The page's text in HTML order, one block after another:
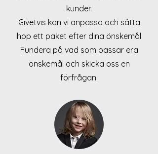
kunder.
Givetvis kan vi anpassa och sätta
ihop ett paket efter dina önskemål.
Fundera på vad som passar era
önskemål och skicka oss en
förfrågan.